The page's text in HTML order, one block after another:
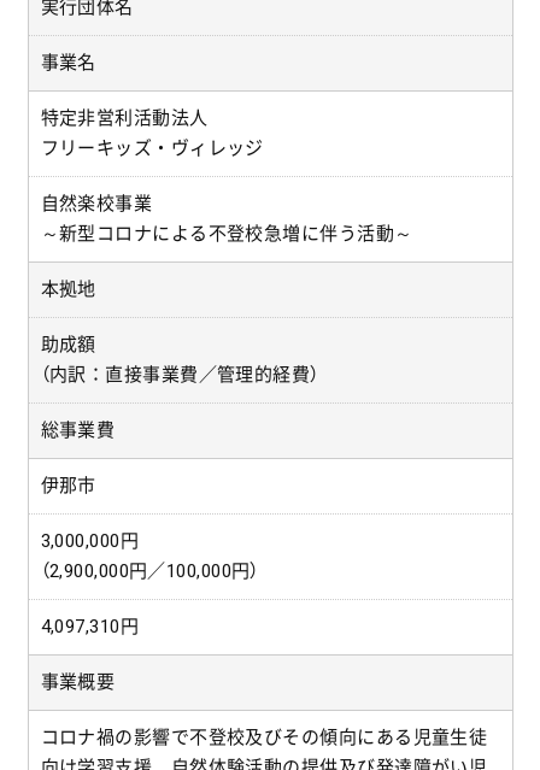
実行団体名
事業名
特定非営利活動法人
フリーキッズ・ヴィレッジ
自然楽校事業
～新型コロナによる不登校急増に伴う活動～
本拠地
助成額
（内訳：直接事業費／管理的経費）
総事業費
伊那市
3,000,000円
（2,900,000円／100,000円）
4,097,310円
事業概要
コロナ禍の影響で不登校及びその傾向にある児童生徒